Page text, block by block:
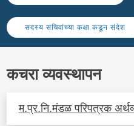
सदस्य सचिवांच्या कक्षा कडून संदेश
कचरा व्यवस्थापन
म.प्र.नि.मंडळ परिपत्रक